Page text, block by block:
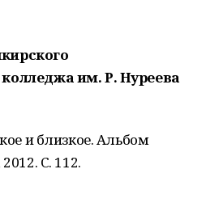
им. Р. Нуреева
и близкое. Альбом
С. 112.